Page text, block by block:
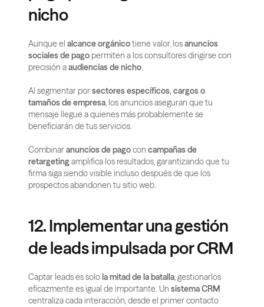
nicho
Aunque el alcance orgánico tiene valor, los anuncios
sociales de pago permiten a los consultores dirigirse con
precisión a audiencias de nicho.
Al segmentar por sectores específicos, cargos o
tamaños de empresa, los anuncios aseguran que tu
mensaje llegue a quienes más probablemente se
beneficiarán de tus servicios.
Combinar anuncios de pago con campañas de
retargeting amplifica los resultados, garantizando que tu
firma siga siendo visible incluso después de que los
prospectos abandonen tu sitio web.
12. Implementar una gestión
de leads impulsada por CRM
Captar leads es solo la mitad de la batalla, gestionarlos
eficazmente es igual de importante. Un sistema CRM
centraliza cada interacción, desde el primer contacto